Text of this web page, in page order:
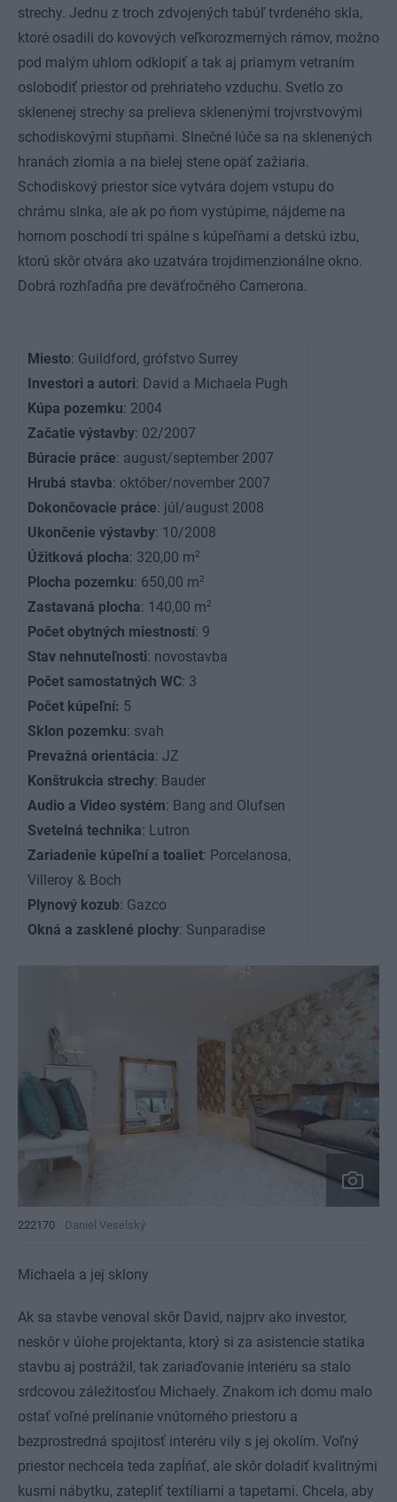
strechy. Jednu z troch zdvojených tabúľ tvrdeného skla,
ktoré osadili do kovových veľkorozmerných rámov, možno
pod malým uhlom odklopiť a tak aj priamym vetraním
oslobodiť priestor od prehriateho vzduchu. Svetlo zo
sklenenej strechy sa prelieva sklenenými trojvrstvovými
schodiskovými stupňami. Slnečné lúče sa na sklenených
hranách zlomia a na bielej stene opäť zažiaria.
Schodiskový priestor síce vytvára dojem vstupu do
chrámu slnka, ale ak po ňom vystúpime, nájdeme na
hornom poschodí tri spálne s kúpeľňami a detskú izbu,
ktorú skôr otvára ako uzatvára trojdimenzionálne okno.
Dobrá rozhľadňa pre deväťročného Camerona.
Miesto: Guildford, grófstvo Surrey
Investori a autori: David a Michaela Pugh
Kúpa pozemku: 2004
Začatie výstavby: 02/2007
Búracie práce: august/september 2007
Hrubá stavba: október/november 2007
Dokončovacie práce: júl/august 2008
Ukončenie výstavby: 10/2008
Úžitková plocha: 320,00 m2
Plocha pozemku: 650,00 m2
Zastavaná plocha: 140,00 m2
Počet obytných miestností: 9
Stav nehnuteľnosti: novostavba
Počet samostatných WC: 3
Počet kúpeľní: 5
Sklon pozemku: svah
Prevažná orientácia: JZ
Konštrukcia strechy: Bauder
Audio a Video systém: Bang and Olufsen
Svetelná technika: Lutron
Zariadenie kúpeľní a toaliet: Porcelanosa,
Villeroy & Boch
Plynový kozub: Gazco
Okná a zasklené plochy: Sunparadise
222170 Daniel Veselský
Michaela a jej sklony
Ak sa stavbe venoval skôr David, najprv ako investor,
neskôr v úlohe projektanta, ktorý si za asistencie statika
stavbu aj postrážil, tak zariaďovanie interiéru sa stalo
srdcovou záležitosťou Michaely. Znakom ich domu malo
ostať voľné prelínanie vnútorného priestoru a
bezprostredná spojitosť interéru vily s jej okolím. Voľný
priestor nechcela teda zapĺňať, ale skôr doladiť kvalitnými
kusmi nábytku, zatepliť textíliami a tapetami. Chcela, aby